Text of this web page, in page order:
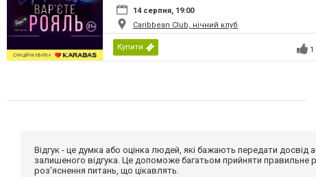
14 серпня, 19:00
Caribbean Club, нічний клуб
Купити 1
Відгук - це думка або оцінка людей, які бажають передати
залишеного відгука. Це допоможе багатьом прийняти правильне
роз'яснення питань, що цікавлять.